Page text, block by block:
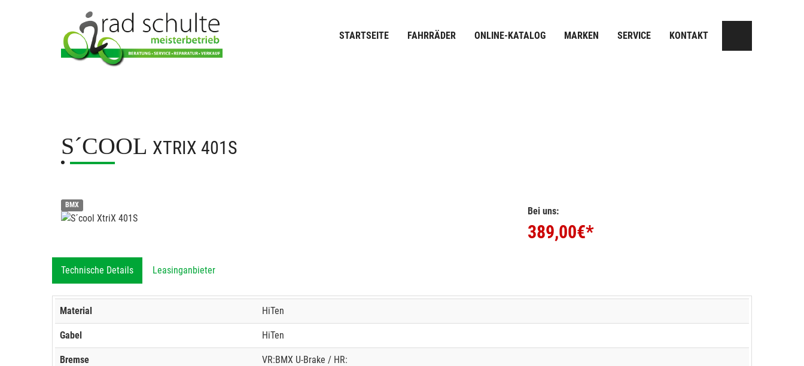
STARTSEITE FAHRRÄDER ONLINE-KATALOG MARKEN SERVICE KONTAKT
S´COOL XTRIX 401S
BMX
Bei uns:
389,00€*
Technische Details Leasinganbieter
Material HiTen
Gabel HiTen
Bremse VR:BMX U-Brake / HR: